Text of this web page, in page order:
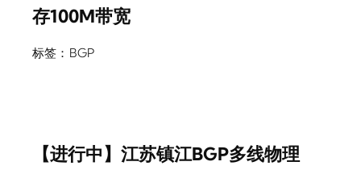
存100M带宽
标签： BGP
【进行中】江苏镇江BGP多线物理